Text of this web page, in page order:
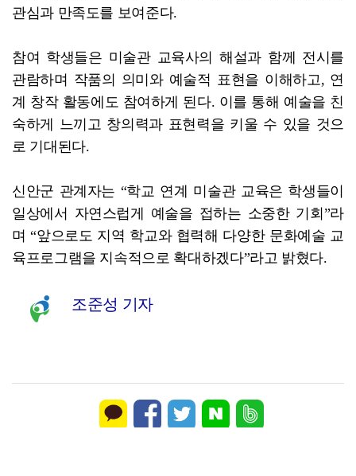
관심과 만족도를 보여준다.
참여 학생들은 미술관 교육사의 해설과 함께 전시를
관람하며 작품의 의미와 예술적 표현을 이해하고, 연
계 창작 활동에도 참여하게 된다. 이를 통해 예술을 친
숙하게 느끼고 창의력과 표현력을 키울 수 있을 것으
로 기대된다.
신안군 관계자는 “학교 연계 미술관 교육은 학생들이
일상에서 자연스럽게 예술을 접하는 소중한 기회”라
며 “앞으로도 지역 학교와 협력해 다양한 문화예술 교
육프로그램을 지속적으로 확대하겠다”라고 밝혔다.
조준성 기자